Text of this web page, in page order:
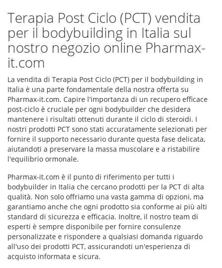
Terapia Post Ciclo (PCT) vendita
per il bodybuilding in Italia sul
nostro negozio online Pharmax-
it.com
La vendita di Terapia Post Ciclo (PCT) per il bodybuilding in
Italia è una parte fondamentale della nostra offerta su
Pharmax-it.com. Capire l'importanza di un recupero efficace
post-ciclo è cruciale per ogni bodybuilder che desidera
mantenere i risultati ottenuti durante il ciclo di steroidi. I
nostri prodotti PCT sono stati accuratamente selezionati per
fornire il supporto necessario durante questa fase delicata,
aiutandoti a preservare la massa muscolare e a ristabilire
l'equilibrio ormonale.
Pharmax-it.com è il punto di riferimento per tutti i
bodybuilder in Italia che cercano prodotti per la PCT di alta
qualità. Non solo offriamo una vasta gamma di opzioni, ma
garantiamo anche che ogni prodotto sia conforme ai più alti
standard di sicurezza e efficacia. Inoltre, il nostro team di
esperti è sempre disponibile per fornire consulenze
personalizzate e rispondere a qualsiasi domanda riguardo
all'uso dei prodotti PCT, assicurandoti un'esperienza di
acquisto informata e sicura.